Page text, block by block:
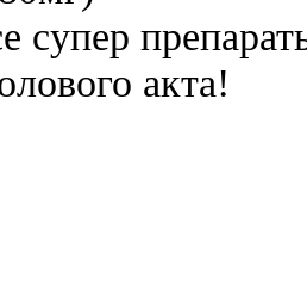
супер
акта!